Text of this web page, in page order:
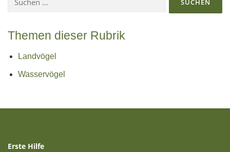
nach:
Themen dieser Rubrik
Landvögel
Wasservögel
Erste Hilfe